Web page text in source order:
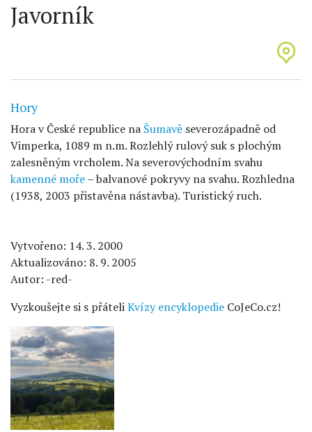
Javorník
Hory
Hora v České republice na Šumavě severozápadně od
Vimperka, 1089 m n.m. Rozlehlý rulový suk s plochým
zalesněným vrcholem. Na severovýchodním svahu
kamenné moře– balvanové pokryvy na svahu. Rozhledna
(1938, 2003 přistavěna nástavba). Turistický ruch.
Vytvořeno: 14. 3. 2000
Aktualizováno: 8. 9. 2005
Autor: -red-
Vyzkoušejte si s přáteliKvízy encyklopedie CoJeCo.cz!